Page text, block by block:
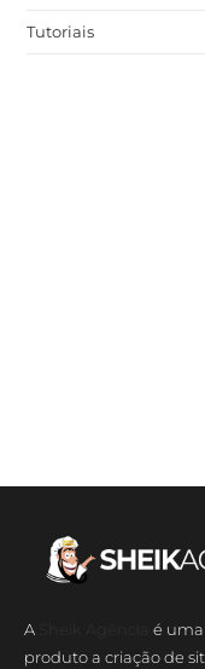
Tutoriais
A
é
produto a criação de